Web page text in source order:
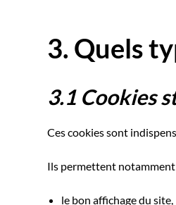
3. Quels
3.1 Cookies
Ces cookies sont
Ils permettent notamment
le bon affichage du site,